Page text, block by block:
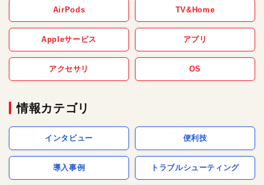
AirPods TV&Home
Appleサービス アプリ
アクセサリ OS
情報カテゴリ
インタビュー 便利技
導入事例 トラブルシューティング